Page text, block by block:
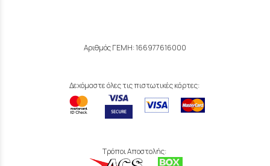
Αριθμός ΓΕΜΗ: 166977616000
Δεχόμαστε όλες τις πιστωτικές κάρτες:
Τρόποι Αποστολής: